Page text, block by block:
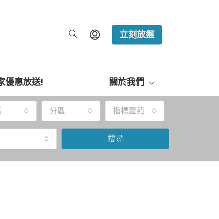
立刻放盤
優惠放送! 關於我們
分區 指標屋苑
搜尋